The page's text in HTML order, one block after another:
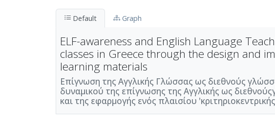
Default Graph
ELF-awareness and English Language
classes in Greece through the design and
learning materials
Επίγνωση της Αγγλικής Γλώσσας ως διεθνούς
δυναμικού της επίγνωσης της Αγγλικής ως
και της εφαρμογής ενός πλαισίου